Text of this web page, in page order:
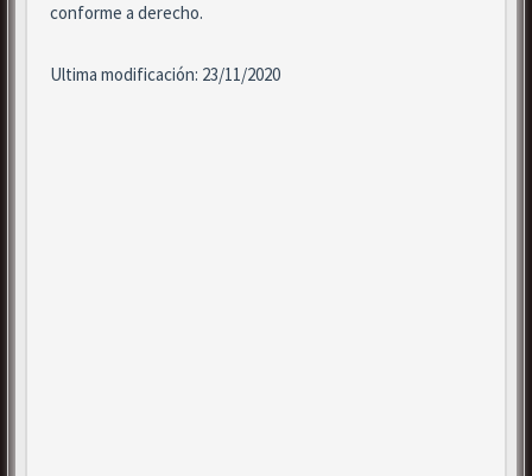
conforme a derecho.
Ultima modificación: 23/11/2020